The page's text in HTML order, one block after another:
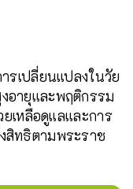
รเปลี่ยนแปลงในวัย
ายุและพฤติกรรม
เหลือดูแลและการ
สิทธิตามพระราช